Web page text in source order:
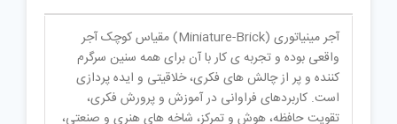
آجر مینیاتوری (Miniature-Brick) مقیاس کوچک آجر
واقعی بوده و تجربه ی کار با آن برای همه سنین سرگرم
کننده و پر از چالش های فکری، خلاقیتی و ایده پردازی
است. کاربردهای فراوانی در آموزش و پرورش فکری،
تقویت حافظه، هوش و تمرکز، شاخه های هنری و صنعتی،